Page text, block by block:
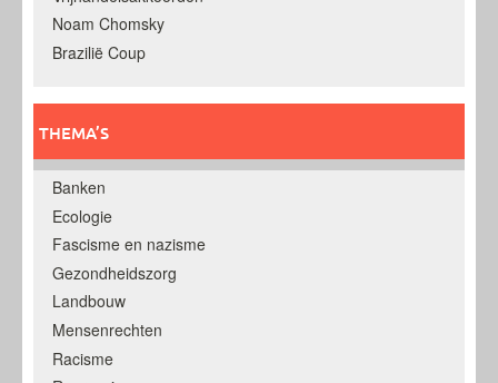
Noam Chomsky
Brazilië Coup
THEMA’S
Banken
Ecologie
Fascisme en nazisme
Gezondheidszorg
Landbouw
Mensenrechten
Racisme